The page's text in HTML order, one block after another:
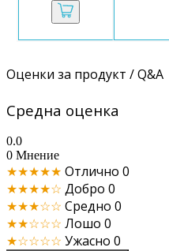
Оценки за продукт / Q&A
Средна оценка
0.0
0 Мнение
★★★★★ Отлично 0
★★★★☆ Добро 0
★★★☆☆ Средно 0
★★☆☆☆ Лошо 0
★☆☆☆☆ Ужасно 0